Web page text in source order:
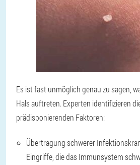
Es ist fast unmöglich genau zu sagen,
Hals auftreten. Experten identifizieren
prädisponierenden Faktoren:
Übertragung schwerer
Eingriffe, die das Immunsystem